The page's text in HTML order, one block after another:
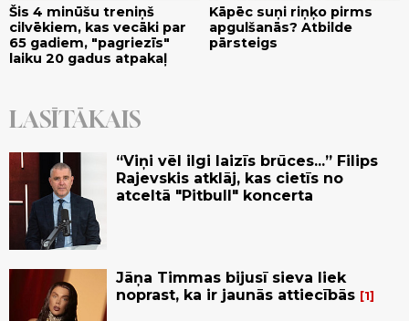
Šis 4 minūšu treniņš
cilvēkiem, kas vecāki par
65 gadiem, "pagriezīs"
laiku 20 gadus atpakaļ
Kāpēc suņi riņķo pirms
apgulšanās? Atbilde
pārsteigs
LASĪTĀKAIS
“Viņi vēl ilgi laizīs brūces...” Filips
Rajevskis atklāj, kas cietīs no
atceltā "Pitbull" koncerta
Jāņa Timmas bijusī sieva liek
noprast, ka ir jaunās attiecībās
1